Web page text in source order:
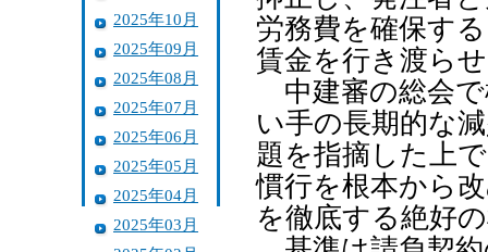
2025年10月
2025年09月
2025年08月
2025年07月
2025年06月
2025年05月
2025年04月
2025年03月
労務費を確保す
賃金を行き渡ら
中建審の総会で
い手の長期的な
題を指摘した上
慣行を根本から
を徹底する絶好